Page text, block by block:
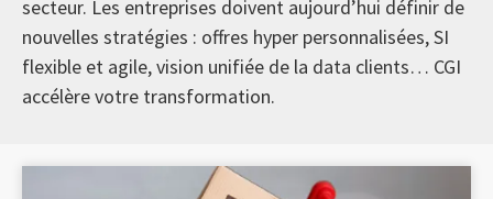
secteur. Les entreprises doivent aujourd’hui définir de
nouvelles stratégies : offres hyper personnalisées, SI
flexible et agile, vision unifiée de la data clients… CGI
accélère votre transformation.